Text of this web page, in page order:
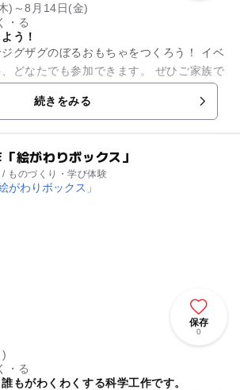
)～8月14日(金)
・る
う！
ザグのぼるおもちゃをつくろう！ イベ
どなたでも参加できます。 ぜひご家族で
続きをみる
絵がわりボックス」
ものづくり・学び体験
保存
0
・る
もがわくわくする科学工作です。